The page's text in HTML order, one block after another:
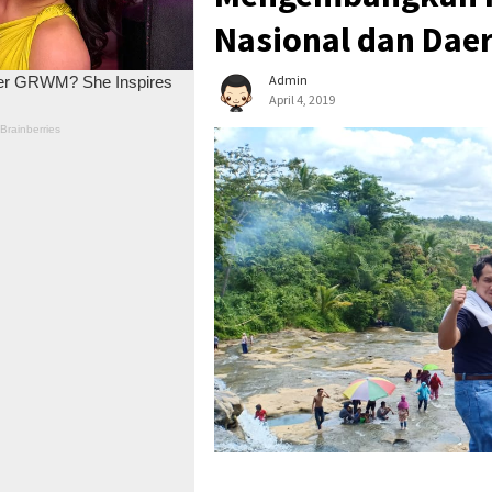
Nasional dan
Admin
April 4, 2019